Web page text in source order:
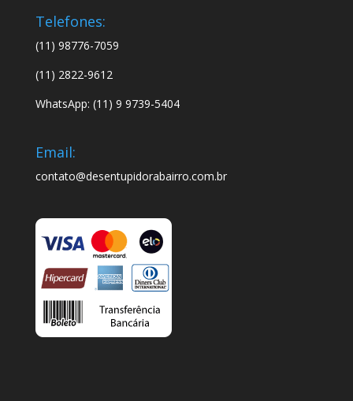
Telefones:
(11) 98776-7059
(11) 2822-9612
WhatsApp: (11) 9 9739-5404
Email:
contato@desentupidorabairro.com.br